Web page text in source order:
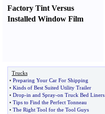
Factory Tint Versus
Installed Window Film
Trucks
• Preparing Your Car For Shipping
• Kinds of Best Suited Utility Trailer
• Drop-in and Spray-on Truck Bed Liners
• Tips to Find the Perfect Tonneau
• The Right Tool for the Tool Guys